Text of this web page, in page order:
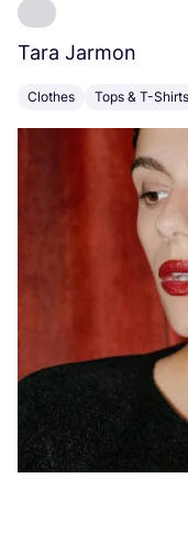
Tara Jarmon
Clothes Tops & T-Shirts